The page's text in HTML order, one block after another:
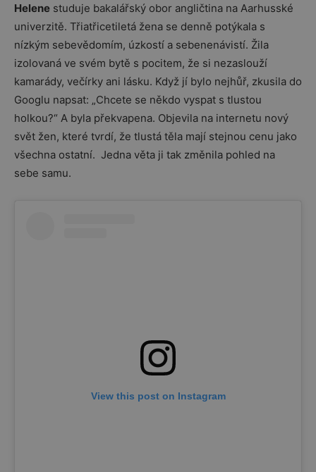
Helene studuje bakalářský obor angličtina na Aarhusské
univerzitě. Třiatřicetiletá žena se denně potýkala s
nízkým sebevědomím, úzkostí a sebenenávistí. Žila
izolovaná ve svém bytě s pocitem, že si nezaslouží
kamarády, večírky ani lásku. Když jí bylo nejhůř, zkusila do
Googlu napsat: „Chcete se někdo vyspat s tlustou
holkou?“ A byla překvapena. Objevila na internetu nový
svět žen, které tvrdí, že tlustá těla mají stejnou cenu jako
všechna ostatní. Jedna věta ji tak změnila pohled na
sebe samu.
View this post on Instagram